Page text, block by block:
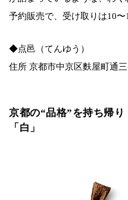
予約販売で、受け取りは10〜
◆点邑（てんゆう）
住所 京都市中京区麩屋町通
京都の“品格”を持ち帰り
「白」